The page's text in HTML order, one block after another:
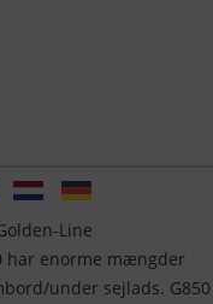
Line
har enorme mængder
under sejlads. G850